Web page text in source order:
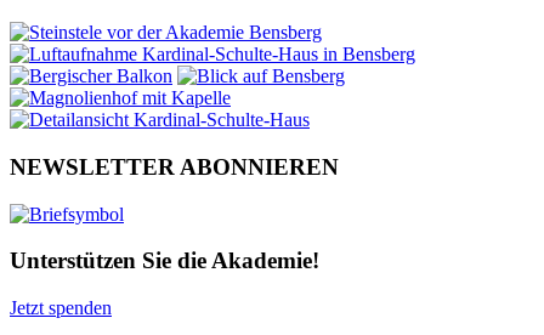
NEWSLETTER ABONNIEREN
Unterstützen Sie die Akademie!
Jetzt spenden